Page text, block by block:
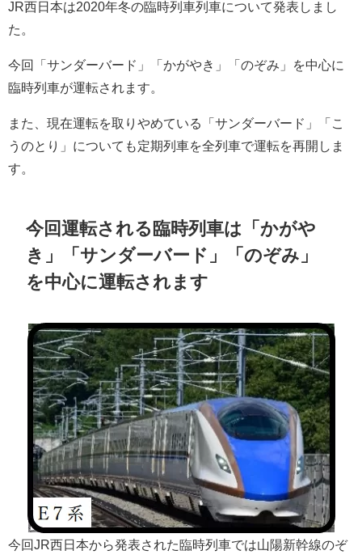
JR西日本は2020年冬の臨時列車列車について発表しまし
た。
今回「サンダーバード」「かがやき」「のぞみ」を中心に
臨時列車が運転されます。
また、現在運転を取りやめている「サンダーバード」「こ
うのとり」についても定期列車を全列車で運転を再開しま
す。
今回運転される臨時列車は「かがや
き」「サンダーバード」「のぞみ」
を中心に運転されます
今回JR西日本から発表された臨時列車では山陽新幹線のぞ